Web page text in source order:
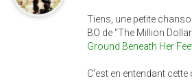
Tiens, une petite
BO de "The Million
Ground Beneath Her
C'est en entendant